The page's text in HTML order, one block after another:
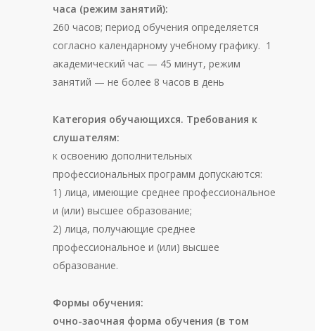
часа (режим занятий):
260 часов; период обучения определяется
согласно календарному учебному графику. 1
академический час — 45 минут, режим
занятий — не более 8 часов в день
Категория обучающихся. Требования к
слушателям:
к освоению дополнительных
профессиональных программ допускаются:
1) лица, имеющие среднее профессиональное
и (или) высшее образование;
2) лица, получающие среднее
профессиональное и (или) высшее
образование.
Формы обучения:
очно-заочная форма обучения (в том